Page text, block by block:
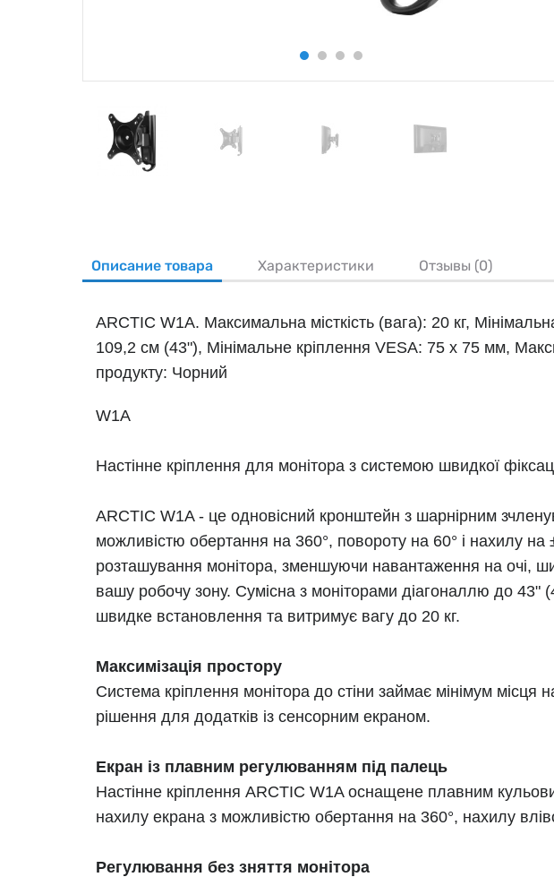
Описание товара Характеристики Отзывы (0)
ARCTIC W1A. Максимальна місткість (вага): 20 кг,
109,2 см (43"), Мінімальне кріплення VESA: 75 x 75 мм,
продукту: Чорний
W1A
Настінне кріплення для монітора з системою швидкої
ARCTIC W1A - це одновісний кронштейн з шарнірним
можливістю обертання на 360°, повороту на 60° і нахилу на
розташування монітора, зменшуючи навантаження на очі,
вашу робочу зону. Сумісна з моніторами діагоналлю до
швидке встановлення та витримує вагу до 20 кг.
Максимізація простору
Система кріплення монітора до стіни займає мінімум
рішення для додатків із сенсорним екраном.
Екран із плавним регулюванням під палець
Настінне кріплення ARCTIC W1A оснащене плавним
нахилу екрана з можливістю обертання на 360°, нахилу
Регулювання без зняття монітора